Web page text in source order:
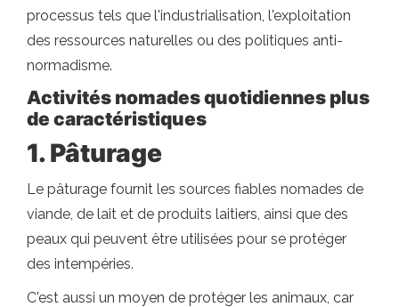
processus tels que l'industrialisation, l'exploitation
des ressources naturelles ou des politiques anti-
normadisme.
Activités nomades quotidiennes plus
de caractéristiques
1. Pâturage
Le pâturage fournit les sources fiables nomades de
viande, de lait et de produits laitiers, ainsi que des
peaux qui peuvent être utilisées pour se protéger
des intempéries.
C'est aussi un moyen de protéger les animaux, car